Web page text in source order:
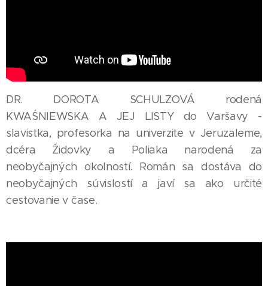
DR. DOROTA SCHULZOVÁ rodená
KWAŚNIEWSKA A JEJ LISTY do Varšavy -
slavistka, profesorka na univerzite v Jeruzaleme,
dcéra Židovky a Poliaka narodená za
neobyčajných okolností. Román sa dostáva do
neobyčajných súvislostí a javí sa ako určité
cestovanie v čase.